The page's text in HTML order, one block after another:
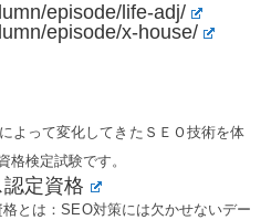
episode/life-adj/
episode/x-house/
よって変化してきたＳＥＯ技術を体
格検定試験です。
定資格
とは：SEO対策には欠かせないデー